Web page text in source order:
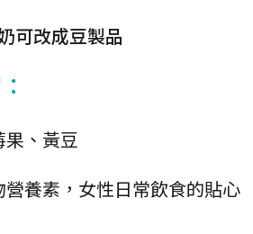
可改成豆製品
、黃豆
養素，女性日常飲食的貼心